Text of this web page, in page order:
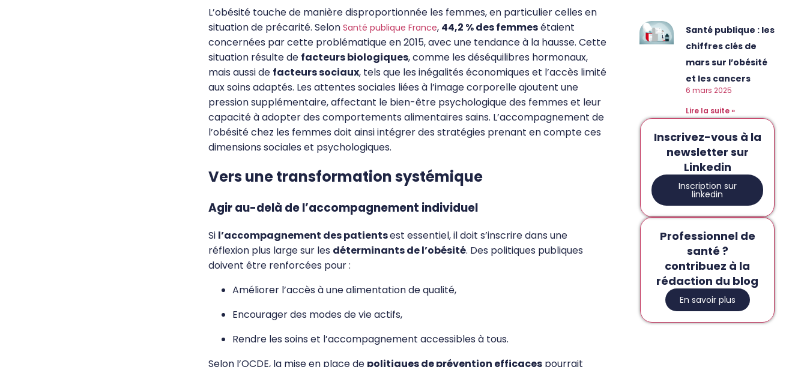
L’obésité touche de manière disproportionnée les femmes, en particulier celles en
situation de précarité. Selon Santé publique France, 44,2 % des femmesétaient
concernées par cette problématique en 2015, avec une tendance à la hausse. Cette
situation résulte de facteurs biologiques, comme les déséquilibres hormonaux,
mais aussi de facteurs sociaux, tels que les inégalités économiques et l’accès limité
aux soins adaptés. Les attentes sociales liées à l’image corporelle ajoutent une
pression supplémentaire, affectant le bien-être psychologique des femmes et leur
capacité à adopter des comportements alimentaires sains. L’accompagnement de
l’obésité chez les femmes doit ainsi intégrer des stratégies prenant en compte ces
dimensions sociales et psychologiques.
Vers une transformation systémique
Agir au-delà de l’accompagnement individuel
Si l’accompagnement des patientsest essentiel, il doit s’inscrire dans une
réflexion plus large sur les déterminants de l’obésité. Des politiques publiques
doivent être renforcées pour :
Améliorer l’accès à une alimentation de qualité,
Encourager des modes de vie actifs,
Rendre les soins et l’accompagnement accessibles à tous.
Selon l’OCDE, la mise en place de politiques de prévention efficacespourrait
Santé publique : les
chiffres clés de
mars sur l’obésité
et les cancers
6 mars 2025
Lire la suite »
Inscrivez-vous à la
newsletter sur
Linkedin
Inscription sur
linkedin
Professionnel de
santé ?
contribuez à la
rédaction du blog
En savoir plus